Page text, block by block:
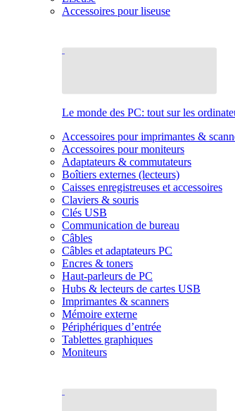
Accessoires pour liseuse
Le monde des PC: tout sur les
Accessoires pour imprimantes &
Accessoires pour moniteurs
Adaptateurs & commutateurs
Boîtiers externes (lecteurs)
Caisses enregistreuses et accessoires
Claviers & souris
Clés USB
Communication de bureau
Câbles
Câbles et adaptateurs PC
Encres & toners
Haut-parleurs de PC
Hubs & lecteurs de cartes USB
Imprimantes & scanners
Mémoire externe
Périphériques d’entrée
Tablettes graphiques
Moniteurs